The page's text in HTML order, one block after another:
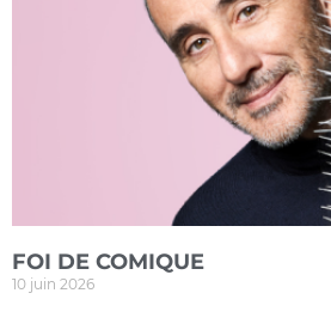
FOI DE COMIQUE
10 juin 2026